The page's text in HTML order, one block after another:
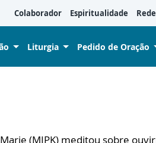
Colaborador Espiritualidade
Liturgia Pedido de Oração
(MIPK) meditou sobre